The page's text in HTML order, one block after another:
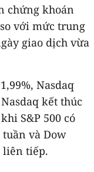
chứng khoán
với mức trung
giao dịch vừa
Nasdaq
kết thúc
S&P 500 có
và Dow
liên tiếp.